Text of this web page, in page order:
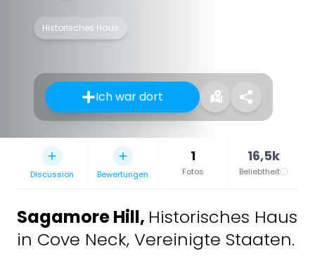
Historisches Haus
Ich war dort
Discussion Bewertungen
1
Fotos
16,5k
Beliebtheit
Sagamore Hill, Historisches Haus
in Cove Neck, Vereinigte Staaten.